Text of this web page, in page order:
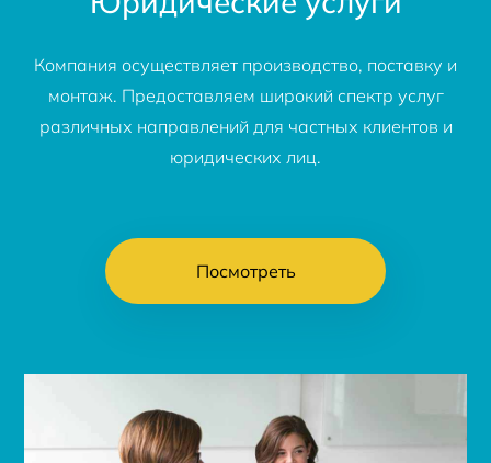
Компания осуществляет производство, поставку и
монтаж. Предоставляем широкий спектр услуг
различных направлений для частных клиентов и
юридических лиц.
Посмотреть